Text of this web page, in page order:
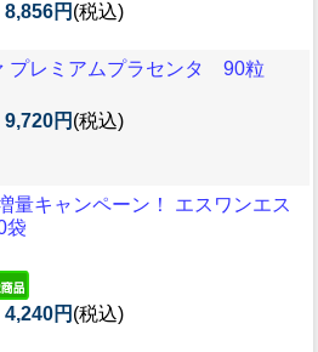
8,856円 (税込)
プレミアムプラセンタ 90粒
9,720円 (税込)
量キャンペーン！ エスワンエス
袋
4,240円 (税込)